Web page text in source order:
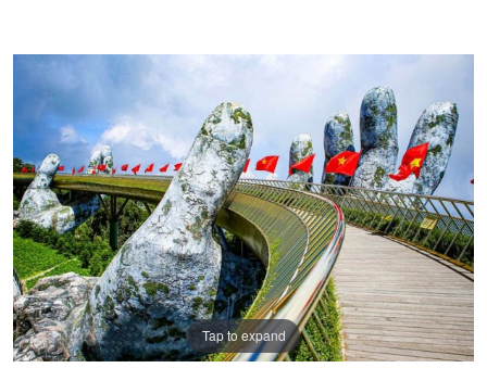
Tap to expand
Tap to expand
Tap to expand
Tap to expand
Tap to expand
Tap to expand
Tap to expand